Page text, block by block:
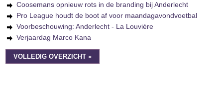
Coosemans opnieuw rots in de branding bij Anderlecht
Pro League houdt de boot af voor maandagavondvoetbal
Voorbeschouwing: Anderlecht - La Louvière
Verjaardag Marco Kana
VOLLEDIG OVERZICHT »